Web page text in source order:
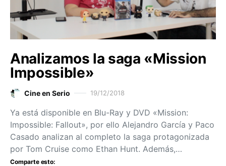
Analizamos la saga «Mission
Impossible»
Cine en Serio 19/12/2018
Ya está disponible en Blu-Ray y DVD «Mission:
Impossible: Fallout», por ello Alejandro García y Paco
Casado analizan al completo la saga protagonizada
por Tom Cruise como Ethan Hunt. Además,…
Comparte esto: